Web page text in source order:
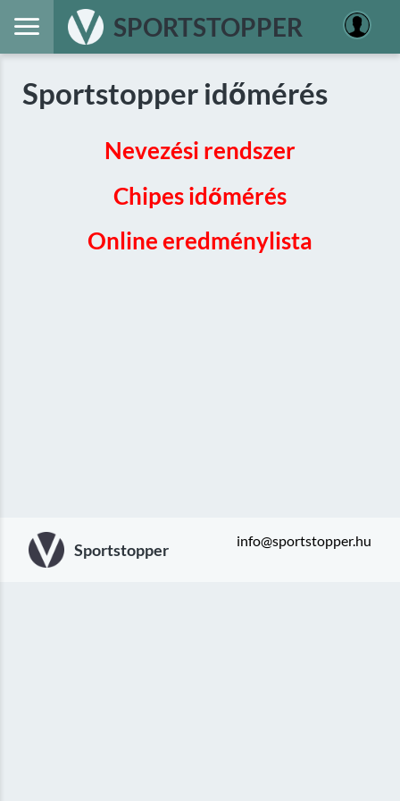
SPORTSTOPPER
Sportstopper időmérés
Nevezési rendszer
Chipes időmérés
Online eredménylista
Sportstopper info@sportstopper.hu